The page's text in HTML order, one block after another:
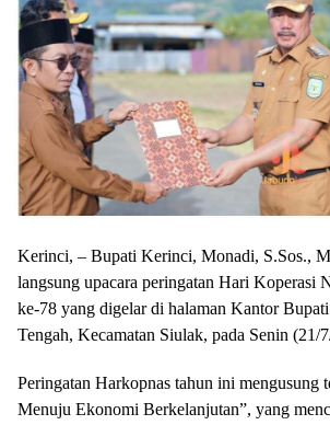
Kerinci, – Bupati Kerinci, Monadi, S.Sos.,
langsung upacara peringatan Hari Koperasi
ke-78 yang digelar di halaman Kantor
Tengah, Kecamatan Siulak, pada Senin (21/
Peringatan Harkopnas tahun ini mengusung
Menuju Ekonomi Berkelanjutan”, yang